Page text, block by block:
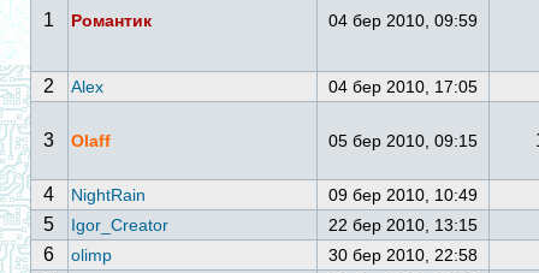
1 Романтик 04 бер 2010, 09:59
2 Alex 04 бер 2010, 17:05
3 Olaff 05 бер 2010, 09:15
4 NightRain 09 бер 2010, 10:49
5 Igor_Creator 22 бер 2010, 13:15
6 olimp 30 бер 2010, 22:58